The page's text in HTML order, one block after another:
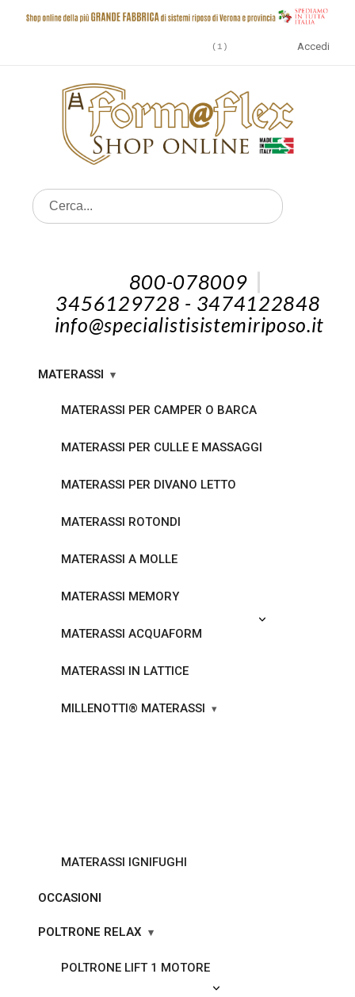
1 Accedi
800-078009
3456129728 - 3474122848
info@specialistisistemiriposo.it
MATERASSI
MATERASSI PER CAMPER O BARCA
MATERASSI PER CULLE E MASSAGGI
MATERASSI PER DIVANO LETTO
MATERASSI ROTONDI
MATERASSI A MOLLE
MATERASSI MEMORY
MATERASSI ACQUAFORM
MATERASSI IN LATTICE
MILLENOTTI® MATERASSI
MATERASSI IGNIFUGHI
OCCASIONI
POLTRONE RELAX
POLTRONE LIFT 1 MOTORE